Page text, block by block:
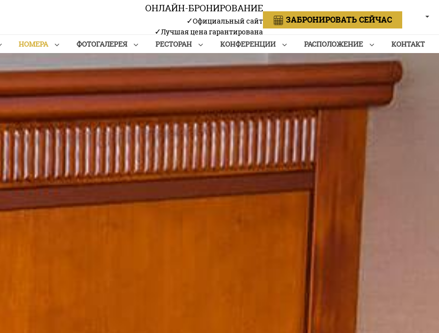
ОНЛАЙН-БРОНИРОВАНИЕ
✓Официальный сайт
✓Лучшая цена гарантирована
ЗАБРОНИРОВАТЬ СЕЙЧАС
HОМЕРА ФОТОГАЛЕРЕЯ РЕСТОРАН КОНФЕРЕНЦИИ РАСПОЛОЖЕНИЕ КОНТАКТ